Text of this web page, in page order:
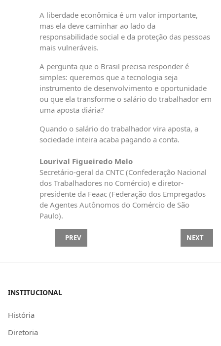
A liberdade econômica é um valor importante,
mas ela deve caminhar ao lado da
responsabilidade social e da proteção das pessoas
mais vulneráveis.
A pergunta que o Brasil precisa responder é
simples: queremos que a tecnologia seja
instrumento de desenvolvimento e oportunidade
ou que ela transforme o salário do trabalhador em
uma aposta diária?
Quando o salário do trabalhador vira aposta, a
sociedade inteira acaba pagando a conta.
Lourival Figueiredo Melo
Secretário-geral da CNTC (Confederação Nacional
dos Trabalhadores no Comércio) e diretor-
presidente da Feaac (Federação dos Empregados
de Agentes Autônomos do Comércio de São
Paulo).
PREVIOUS ARTICLE: DIREITO DE GREVE NA OIT: A
PREV NEXT
NEXT
INSTITUCIONAL
História
Diretoria